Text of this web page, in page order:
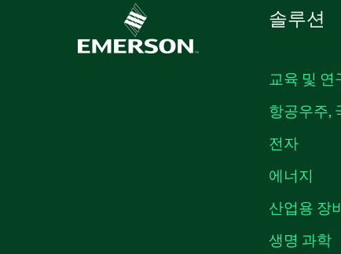
솔루션
교육 및 연
항공우주,
전자
에너지
산업용 장
생명 과학